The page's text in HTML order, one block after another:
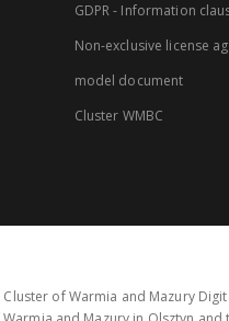
GDPR - Information
Non-exclusive license
model document
Cluster WMBC
of Warmia and Mazury